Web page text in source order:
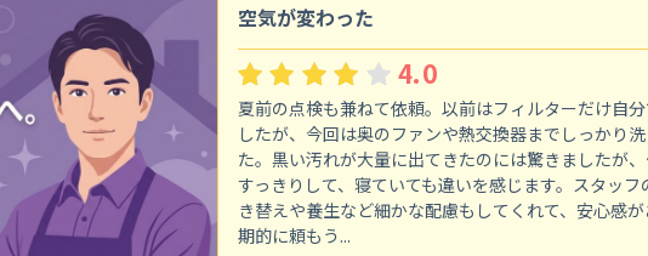
空気が変わった
4.0
夏前の点検も兼ねて依頼。以前はフィルターだけ自
したが、今回は奥のファンや熱交換器までしっかり
た。黒い汚れが大量に出てきたのには驚きましたが
すっきりして、寝ていても違いを感じます。スタッフ
き替えや養生など細かな配慮もしてくれて、安心感
期的に頼もう...